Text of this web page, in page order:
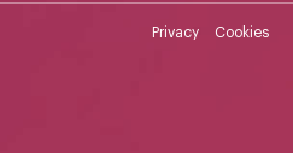
Privacy Cookies